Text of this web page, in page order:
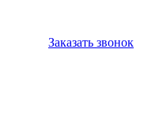
Заказать звонок